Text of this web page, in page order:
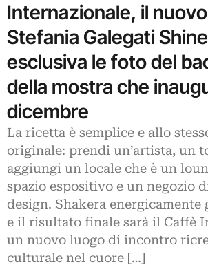
Internazionale, il
Stefania Galegati
esclusiva le foto del
della mostra che
dicembre
La ricetta è semplice e allo
originale: prendi un’artista, un
aggiungi un locale che è un
spazio espositivo e un negozio
design. Shakera
e il risultato finale sarà il Caffè
un nuovo luogo di incontro
culturale nel cuore […]